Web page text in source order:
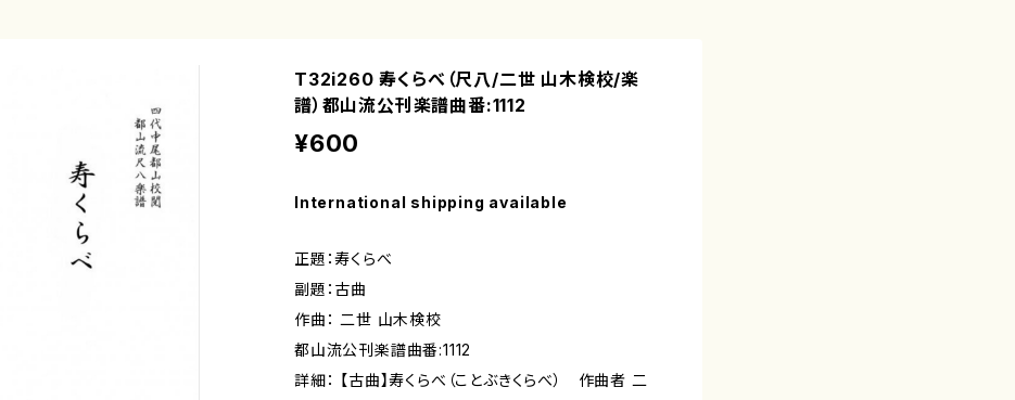
T32i260 寿くらべ（尺八/二世 山木検校/楽
譜）都山流公刊楽譜曲番:1112
¥600
International shipping available
正題：寿くらべ
副題：古曲
作曲： 二世 山木検校
都山流公刊楽譜曲番:1112
詳細： 【古曲】寿くらべ（ことぶきくらべ） 作曲者 二